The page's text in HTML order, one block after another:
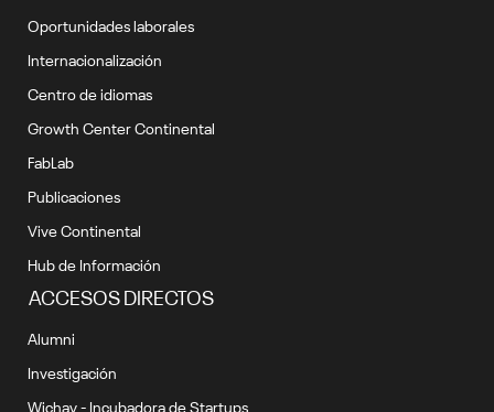
Oportunidades laborales
Internacionalización
Centro de idiomas
Growth Center Continental
FabLab
Publicaciones
Vive Continental
Hub de Información
ACCESOS DIRECTOS
Alumni
Investigación
Wichay - Incubadora de Startups